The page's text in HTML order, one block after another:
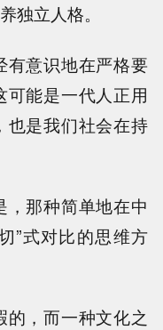
独立人格。
有意识地在严格要
能是一代人正用
也是我们社会在持
，那种简单地在中
”式对比的思维方
，而一种文化之